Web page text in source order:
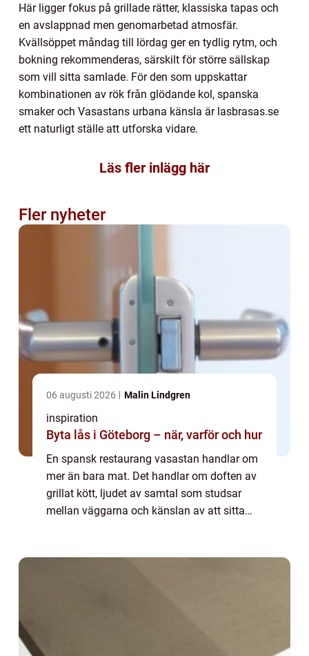
Här ligger fokus på grillade rätter, klassiska tapas och
en avslappnad men genomarbetad atmosfär.
Kvällsöppet måndag till lördag ger en tydlig rytm, och
bokning rekommenderas, särskilt för större sällskap
som vill sitta samlade. För den som uppskattar
kombinationen av rök från glödande kol, spanska
smaker och Vasastans urbana känsla är lasbrasas.se
ett naturligt ställe att utforska vidare.
Läs fler inlägg här
Fler nyheter
06 augusti 2026 Malin Lindgren
inspiration
Byta lås i Göteborg – när, varför och hur
En spansk restaurang vasastan handlar om
mer än bara mat. Det handlar om doften av
grillat kött, ljudet av samtal som studsar
mellan väggarna och känslan av att sitta